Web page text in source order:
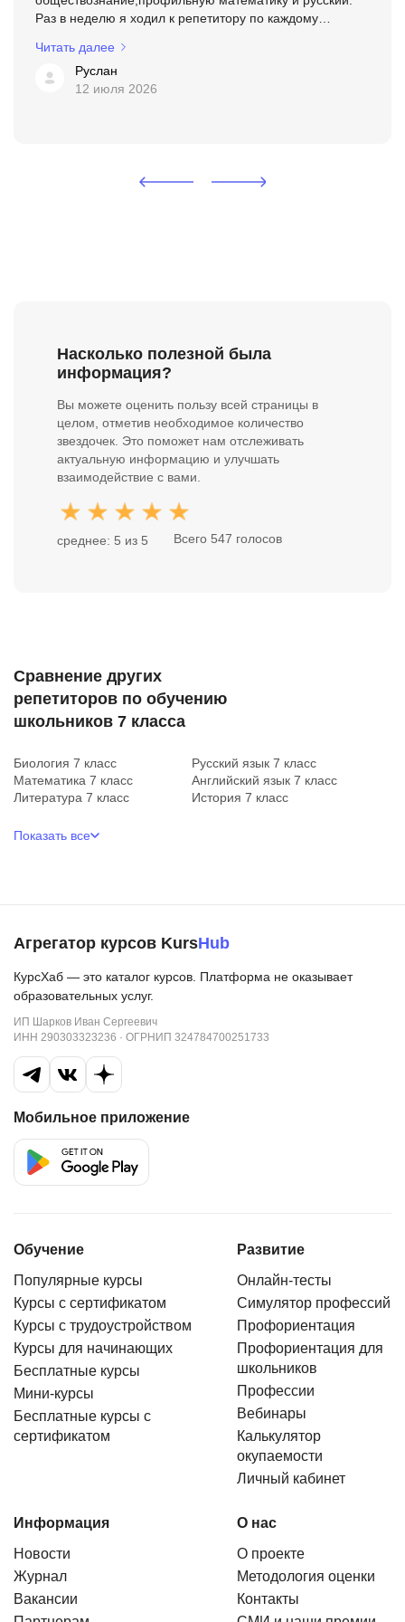
Раз в неделю я ходил к репетитору по каждому
роста на тот момент было ...
Читать далее
Руслан
12 июля 2026
Насколько полезной была
информация?
Вы можете оценить пользу всей страницы в
целом, отметив необходимое количество
звездочек. Это поможет нам отслеживать
актуальную информацию и улучшать
взаимодействие с вами.
среднее: 5 из 5 Всего 547 голосов
Сравнение других
репетиторов по обучению
школьников 7 класса
Биология 7 класс
Русский язык 7 класс
Математика 7 класс
Английский язык 7 класс
Литература 7 класс
История 7 класс
Показать все
Агрегатор курсов KursHub
КурсХаб — это каталог курсов. Платформа не оказывает
образовательных услуг.
ИП Шарков Иван Сергеевич
ИНН 290303323236 · ОГРНИП 324784700251733
Мобильное приложение
Обучение
Популярные курсы
Курсы с сертификатом
Курсы с трудоустройством
Курсы для начинающих
Бесплатные курсы
Мини-курсы
Бесплатные курсы с
сертификатом
Развитие
Онлайн-тесты
Симулятор профессий
Профориентация
Профориентация для
школьников
Профессии
Вебинары
Калькулятор
окупаемости
Личный кабинет
Информация
Новости
Журнал
Вакансии
О нас
О проекте
Методология оценки
Контакты